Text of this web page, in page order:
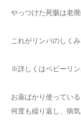
やっつけた死骸は老
これがリンパのしくみ
※詳しくはベビーリン
お薬ばかり使ってい
何度も繰り返し、病